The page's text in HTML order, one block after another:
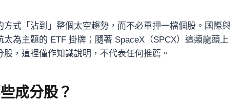
式「沾到」整個太空趨勢，而不必單押一檔個股。國際與
為主題的 ETF 掛牌；隨著 SpaceX（SPCX）這類龍頭上
，這裡僅作知識說明，不代表任何推薦。
成分股？